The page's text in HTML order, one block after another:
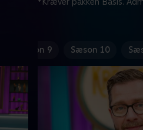
Sæson 9 Sæson 10